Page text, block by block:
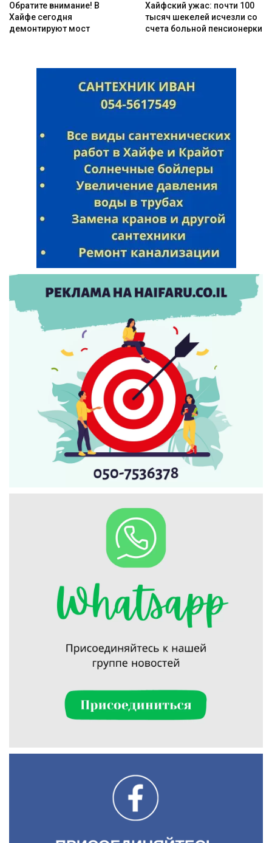
Обратите внимание! В
Хайфе сегодня
демонтируют мост
Хайфский ужас: почти 100
тысяч шекелей исчезли со
счета больной пенсионерки